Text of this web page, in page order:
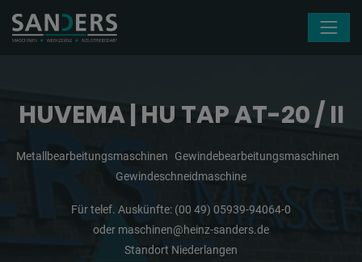
HUVEMA | HU TAP AT-20 / II
Metallbearbeitungsmaschinen
Gewindebearbeitungsmaschinen
Gewindeschneidmaschine
Für telef. Auskünfte: (00 49) 05939-94064-0
oder maschinen@heinz-sanders.de
Standort Niederlangen